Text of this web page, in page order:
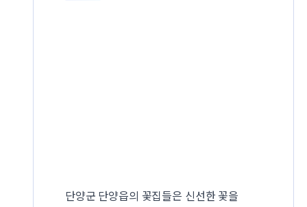
단양군 단양읍의 꽃집들은 신선한 꽃을